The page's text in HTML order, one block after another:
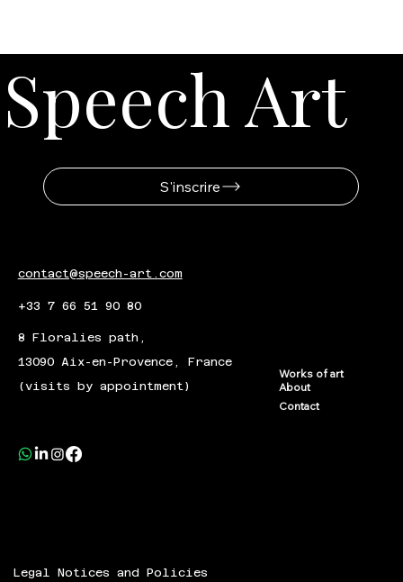
Speech Art
contact@speech-art.com
+33 7 66 51 90 80
8 Floralies path,
13090 Aix-en-Provence, France
(visits by appointment)
Works of art
About
Contact
Legal Notices and Policies
S'inscrire